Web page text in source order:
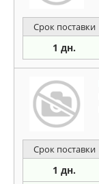
Срок поставки
1 дн.
Срок поставки
1 дн.